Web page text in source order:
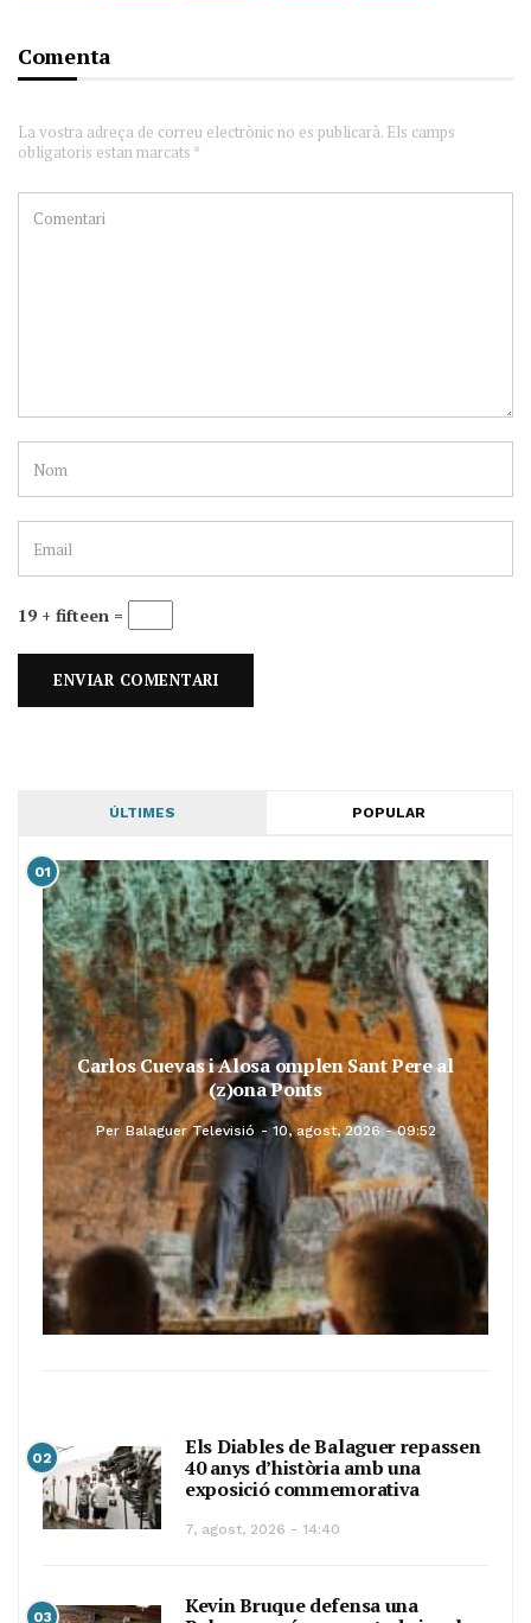
Comenta
La vostra adreça de correu electrònic no es publicarà. Els camps
obligatoris estan marcats *
19 + fifteen =
ÚLTIMES POPULAR
01
Carlos Cuevas i Alosa omplen Sant Pere al
(z)ona Ponts
Per Balaguer Televisió 10, agost, 2026 - 09:52
02
Els Diables de Balaguer repassen
40 anys d’història amb una
exposició commemorativa
7, agost, 2026 - 14:40
03
Kevin Bruque defensa una